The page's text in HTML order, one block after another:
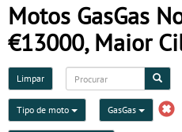
Motos GasGas
€13000, Maior
Limpar
Tipo de moto GasGas